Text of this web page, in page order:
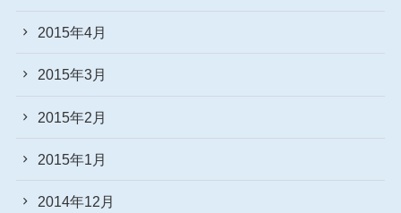
2015年4月
2015年3月
2015年2月
2015年1月
2014年12月